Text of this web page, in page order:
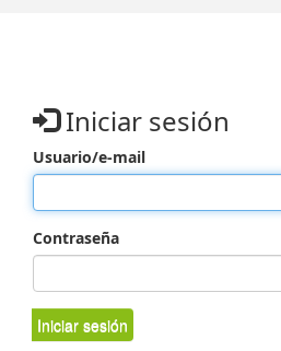
Iniciar sesión
Usuario/e-mail
Contraseña
Iniciar sesión